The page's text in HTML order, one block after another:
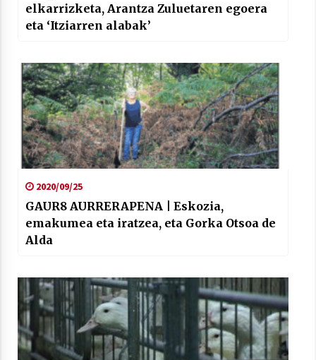
elkarrizketa, Arantza Zuluetaren egoera
eta ‘Itziarren alabak’
2020/09/25
GAUR8 AURRERAPENA | Eskozia,
emakumea eta iratzea, eta Gorka Otsoa de
Alda